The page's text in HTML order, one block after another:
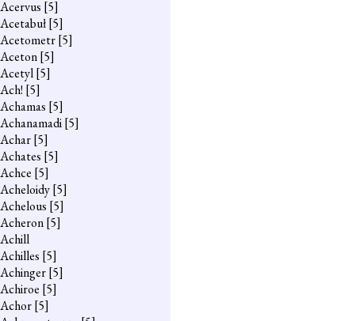
Acervus [5]
Acetabuł[5]
Acetometr[5]
Aceton[5]
Acetyl[5]
Ach! [5]
Achamas [5]
Achanamadi[5]
Achar[5]
Achates [5]
Achce [5]
Acheloidy[5]
Achelous [5]
Acheron[5]
Achill
Achilles [5]
Achinger[5]
Achiroe [5]
Achor[5]